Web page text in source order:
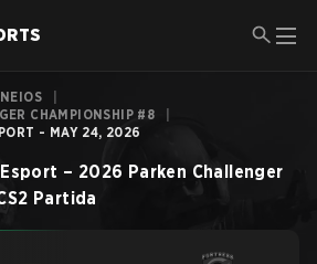
CHAMPIONSHIP #8
- MAY 24, 2026
– 2026 Parken Challenger
Partida